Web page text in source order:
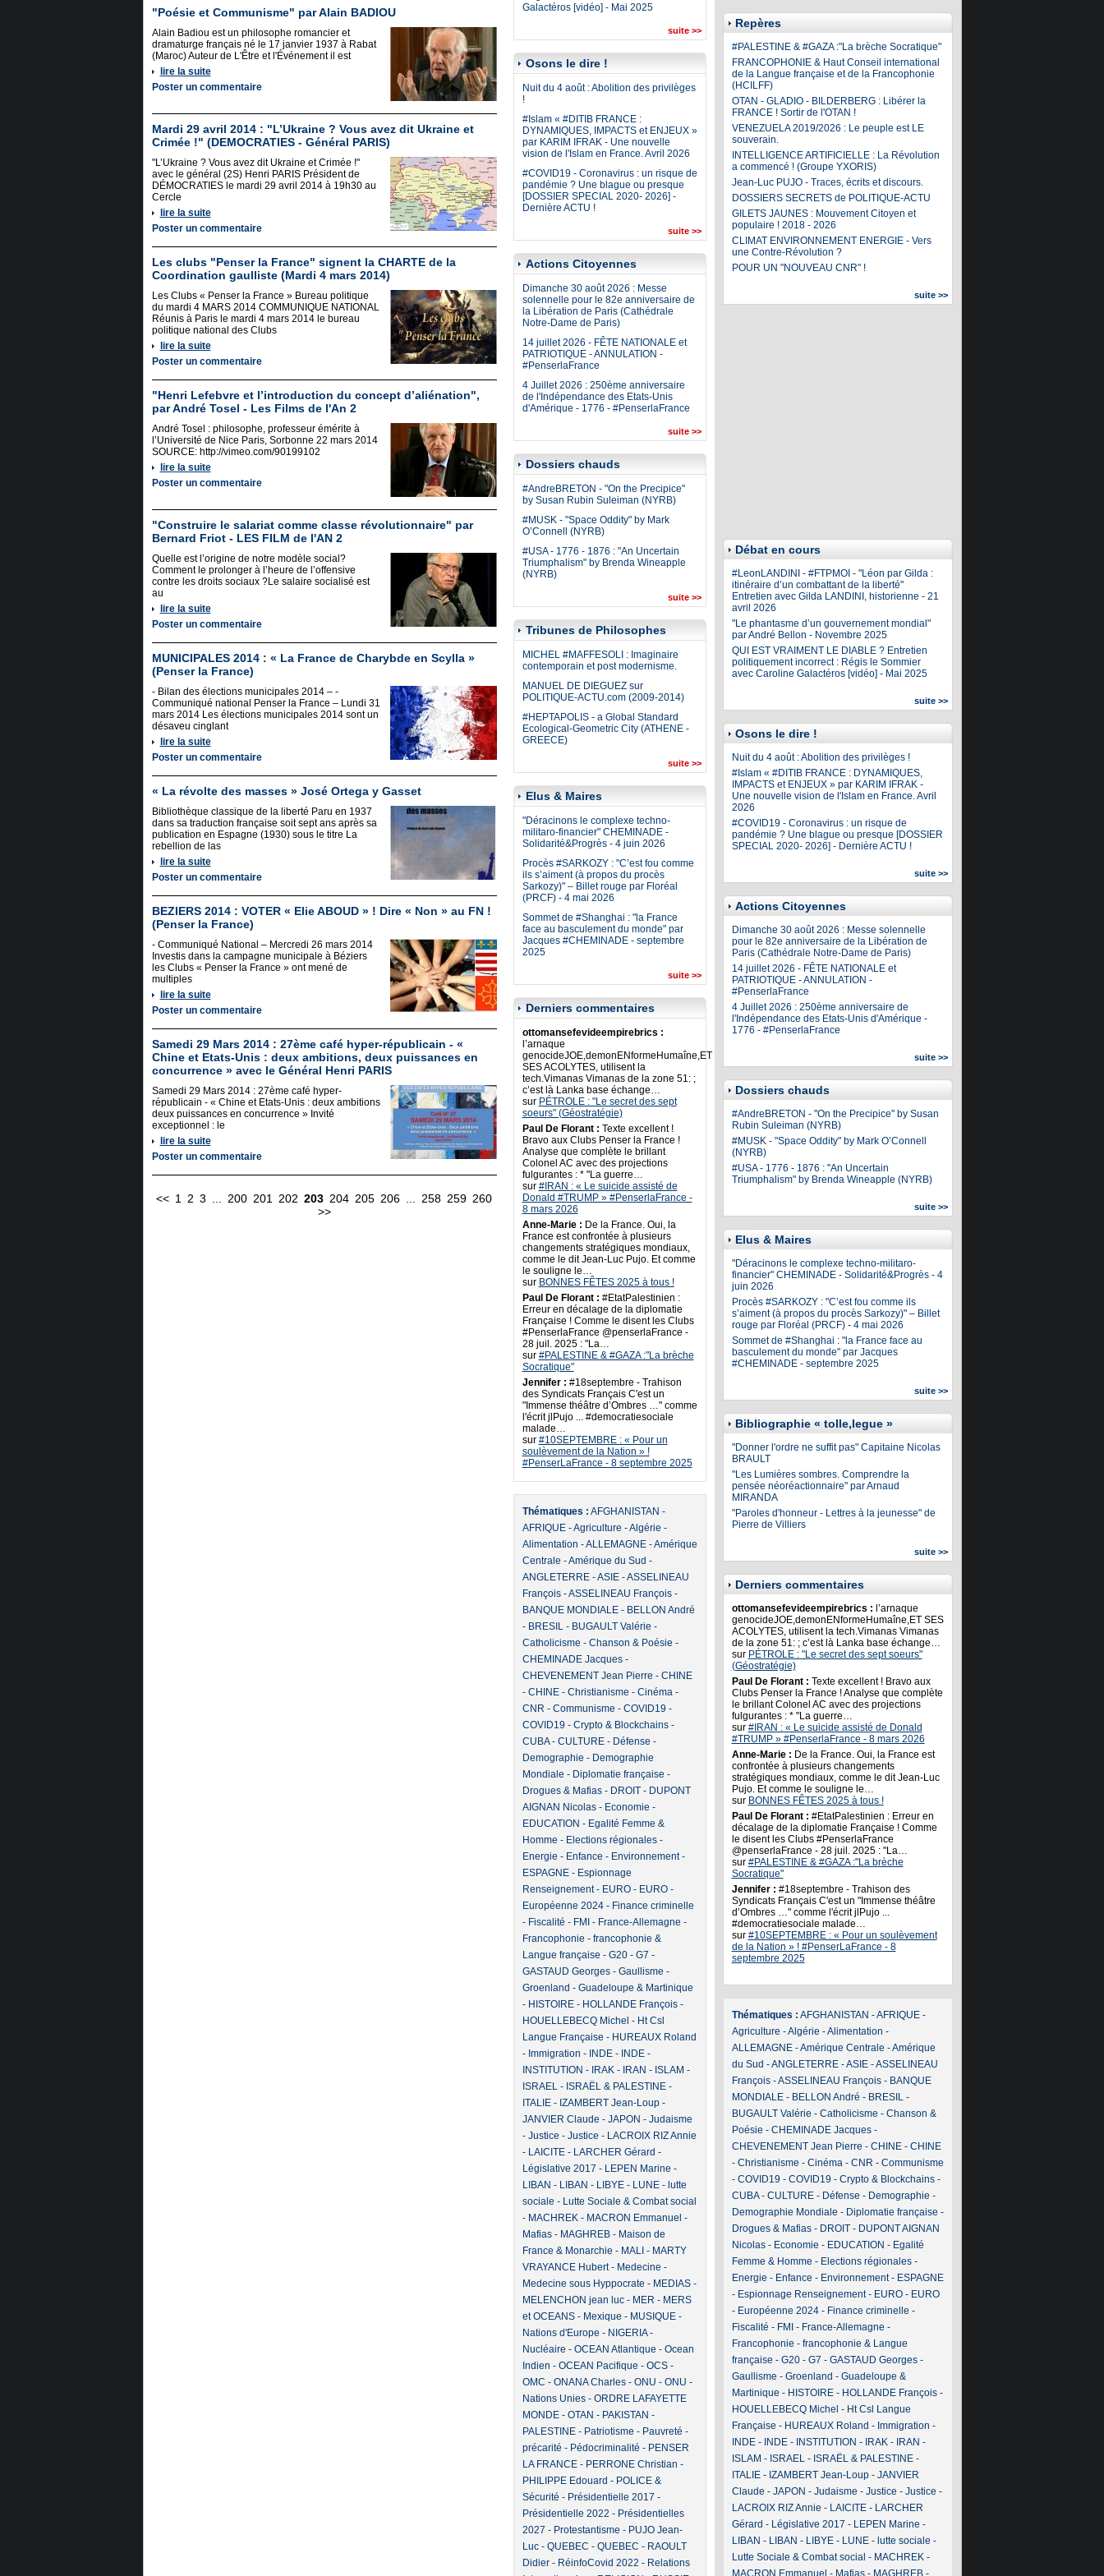
"Poésie et Communisme" par Alain BADIOU
Alain Badiou est un philosophe romancier et
dramaturge français né le 17 janvier 1937 à Rabat
(Maroc) Auteur de L'Être et l'Événement il est
lire la suite
Poster un commentaire
Mardi 29 avril 2014 : "L’Ukraine ? Vous avez dit Ukraine et
Crimée !" (DEMOCRATIES - Général PARIS)
"L’Ukraine ? Vous avez dit Ukraine et Crimée !"
avec le général (2S) Henri PARIS Président de
DÉMOCRATIES le mardi 29 avril 2014 à 19h30 au
Cercle
lire la suite
Poster un commentaire
Les clubs "Penser la France" signent la CHARTE de la
Coordination gaulliste (Mardi 4 mars 2014)
Les Clubs « Penser la France » Bureau politique
du mardi 4 MARS 2014 COMMUNIQUE NATIONAL
Réunis à Paris le mardi 4 mars 2014 le bureau
politique national des Clubs
lire la suite
Poster un commentaire
"Henri Lefebvre et l’introduction du concept d’aliénation",
par André Tosel - Les Films de l'An 2
André Tosel : philosophe, professeur émérite à
l’Université de Nice Paris, Sorbonne 22 mars 2014
SOURCE: http://vimeo.com/90199102
lire la suite
Poster un commentaire
"Construire le salariat comme classe révolutionnaire" par
Bernard Friot - LES FILM de l'AN 2
Quelle est l’origine de notre modèle social?
Comment le prolonger à l’heure de l’offensive
contre les droits sociaux ?Le salaire socialisé est
au
lire la suite
Poster un commentaire
MUNICIPALES 2014 : « La France de Charybde en Scylla »
(Penser la France)
- Bilan des élections municipales 2014 – -
Communiqué national Penser la France – Lundi 31
mars 2014 Les élections municipales 2014 sont un
désaveu cinglant
lire la suite
Poster un commentaire
« La révolte des masses » José Ortega y Gasset
Bibliothèque classique de la liberté Paru en 1937
dans sa traduction française soit sept ans après sa
publication en Espagne (1930) sous le titre La
rebellion de las
lire la suite
Poster un commentaire
BEZIERS 2014 : VOTER « Elie ABOUD » ! Dire « Non » au FN !
(Penser la France)
- Communiqué National – Mercredi 26 mars 2014
Investis dans la campagne municipale à Béziers
les Clubs « Penser la France » ont mené de
multiples
lire la suite
Poster un commentaire
Samedi 29 Mars 2014 : 27ème café hyper-républicain - «
Chine et Etats-Unis : deux ambitions, deux puissances en
concurrence » avec le Général Henri PARIS
Samedi 29 Mars 2014 : 27ème café hyper-
républicain - « Chine et Etats-Unis : deux ambitions
deux puissances en concurrence » Invité
exceptionnel : le
lire la suite
Poster un commentaire
<< 1 2 3 200 201 202 203 204 205 206 258 259 260
>>
Galactéros [vidéo] - Mai 2025
suite >>
Osons le dire !
Nuit du 4 août : Abolition des privilèges
!
#Islam « #DITIB FRANCE :
DYNAMIQUES, IMPACTS et ENJEUX »
par KARIM IFRAK - Une nouvelle
vision de l'Islam en France. Avril 2026
#COVID19 - Coronavirus : un risque de
pandémie ? Une blague ou presque
[DOSSIER SPECIAL 2020- 2026] -
Dernière ACTU !
suite >>
Actions Citoyennes
Dimanche 30 août 2026 : Messe
solennelle pour le 82e anniversaire de
la Libération de Paris (Cathédrale
Notre-Dame de Paris)
14 juillet 2026 - FÊTE NATIONALE et
PATRIOTIQUE - ANNULATION -
#PenserlaFrance
4 Juillet 2026 : 250ème anniversaire
de l'Indépendance des Etats-Unis
d'Amérique - 1776 - #PenserlaFrance
suite >>
Dossiers chauds
#AndreBRETON - "On the Precipice"
by Susan Rubin Suleiman (NYRB)
#MUSK - "Space Oddity" by Mark
O’Connell (NYRB)
#USA - 1776 - 1876 : "An Uncertain
Triumphalism" by Brenda Wineapple
(NYRB)
suite >>
Tribunes de Philosophes
MICHEL #MAFFESOLI : Imaginaire
contemporain et post modernisme.
MANUEL DE DIEGUEZ sur
POLITIQUE-ACTU.com (2009-2014)
#HEPTAPOLIS - a Global Standard
Ecological-Geometric City (ATHENE -
GREECE)
suite >>
Elus & Maires
"Déracinons le complexe techno-
militaro-financier" CHEMINADE -
Solidarité&Progrès - 4 juin 2026
Procès #SARKOZY : "C’est fou comme
ils s’aiment (à propos du procès
Sarkozy)" – Billet rouge par Floréal
(PRCF) - 4 mai 2026
Sommet de #Shanghai : "la France
face au basculement du monde" par
Jacques #CHEMINADE - septembre
2025
suite >>
Derniers commentaires
ottomansefevideempirebrics :
l’arnaque
genocideJOE,demonENformeHumaîne,ET
SES ACOLYTES, utilisent la
tech.Vimanas Vimanas de la zone 51: ;
c’est là Lanka base échange…
sur PÉTROLE : "Le secret des sept
soeurs" (Géostratégie)
Paul De Florant : Texte excellent !
Bravo aux Clubs Penser la France !
Analyse que complète le brillant
Colonel AC avec des projections
fulgurantes : * "La guerre…
sur #IRAN : « Le suicide assisté de
Donald #TRUMP » #PenserlaFrance -
8 mars 2026
Anne-Marie : De la France. Oui, la
France est confrontée à plusieurs
changements stratégiques mondiaux,
comme le dit Jean-Luc Pujo. Et comme
le souligne le…
sur BONNES FÊTES 2025 à tous !
Paul De Florant : #EtatPalestinien :
Erreur en décalage de la diplomatie
Française ! Comme le disent les Clubs
#PenserlaFrance @penserlaFrance -
28 juil. 2025 : "La…
sur #PALESTINE & #GAZA :"La brèche
Socratique"
Jennifer : #18septembre - Trahison
des Syndicats Français C'est un
"Immense théâtre d’Ombres …" comme
l'écrit jlPujo ... #democratiesociale
malade…
sur #10SEPTEMBRE : « Pour un
soulèvement de la Nation » !
#PenserLaFrance - 8 septembre 2025
Thématiques : AFGHANISTAN -
AFRIQUE-Agriculture -Algérie -
Alimentation -ALLEMAGNE-Amérique
Centrale -Amérique du Sud -
ANGLETERRE-ASIE-ASSELINEAU
François-ASSELINEAU François-
BANQUE MONDIALE- BELLON André
- BRESIL- BUGAULT Valérie -
Catholicisme - Chanson & Poésie -
CHEMINADE Jacques-
CHEVENEMENT Jean Pierre - CHINE
- CHINE- Christianisme - Cinéma-
CNR - Communisme - COVID19 -
COVID19 - Crypto & Blockchains-
CUBA- CULTURE- Défense -
Demographie - Demographie
Mondiale - Diplomatie française -
Drogues & Mafias- DROIT- DUPONT
AIGNAN Nicolas- Economie -
EDUCATION - Egalité Femme &
Homme - Elections régionales-
Energie - Enfance - Environnement-
ESPAGNE- Espionnage
Renseignement- EURO- EURO-
Européenne 2024- Finance criminelle
- Fiscalité - FMI - France-Allemagne -
Francophonie - francophonie &
Langue française - G20- G7 -
GASTAUD Georges- Gaullisme -
Groenland - Guadeloupe & Martinique
- HISTOIRE- HOLLANDE François-
HOUELLEBECQ Michel - Ht Csl
Langue Française - HUREAUX Roland
- Immigration - INDE- INDE-
INSTITUTION - IRAK- IRAN - ISLAM -
ISRAEL- ISRAËL & PALESTINE-
ITALIE- IZAMBERT Jean-Loup-
JANVIER Claude - JAPON - Judaisme
- Justice - Justice - LACROIX RIZ Annie
- LAICITE- LARCHER Gérard -
Législative 2017 - LEPEN Marine -
LIBAN - LIBAN - LIBYE- LUNE- lutte
sociale - Lutte Sociale & Combat social
- MACHREK- MACRON Emmanuel -
Mafias- MAGHREB- Maison de
France & Monarchie - MALI - MARTY
VRAYANCE Hubert- Medecine -
Medecine sous Hyppocrate - MEDIAS-
MELENCHON jean luc- MER - MERS
et OCEANS- Mexique - MUSIQUE-
Nations d'Europe - NIGERIA-
Nucléaire - OCEAN Atlantique - Ocean
Indien - OCEAN Pacifique - OCS-
OMC - ONANA Charles- ONU - ONU -
Nations Unies- ORDRE LAFAYETTE
MONDE- OTAN - PAKISTAN -
PALESTINE- Patriotisme - Pauvreté -
précarité - Pédocriminalité - PENSER
LA FRANCE- PERRONE Christian -
PHILIPPE Edouard - POLICE &
Sécurité - Présidentielle 2017 -
Présidentielle 2022 - Présidentielles
2027 - Protestantisme - PUJO Jean-
Luc- QUEBEC - QUEBEC - RAOULT
Didier- RéinfoCovid 2022 - Relations
Repères
#PALESTINE & #GAZA :"La brèche Socratique"
FRANCOPHONIE & Haut Conseil international
de la Langue française et de la Francophonie
(HCILFF)
OTAN - GLADIO - BILDERBERG : Libérer la
FRANCE ! Sortir de l'OTAN !
VENEZUELA 2019/2026 : Le peuple est LE
souverain.
INTELLIGENCE ARTIFICIELLE : La Révolution
a commencé ! (Groupe YXORIS)
Jean-Luc PUJO - Traces, écrits et discours.
DOSSIERS SECRETS de POLITIQUE-ACTU
GILETS JAUNES : Mouvement Citoyen et
populaire ! 2018 - 2026
CLIMAT ENVIRONNEMENT ENERGIE - Vers
une Contre-Révolution ?
POUR UN "NOUVEAU CNR" !
suite >>
Débat en cours
#LeonLANDINI - #FTPMOI - "Léon par Gilda :
itinéraire d’un combattant de la liberté"
Entretien avec Gilda LANDINI, historienne - 21
avril 2026
"Le phantasme d’un gouvernement mondial"
par André Bellon - Novembre 2025
QUI EST VRAIMENT LE DIABLE ? Entretien
politiquement incorrect : Régis le Sommier
avec Caroline Galactéros [vidéo] - Mai 2025
suite >>
Osons le dire !
Nuit du 4 août : Abolition des privilèges !
#Islam « #DITIB FRANCE : DYNAMIQUES,
IMPACTS et ENJEUX » par KARIM IFRAK -
Une nouvelle vision de l'Islam en France. Avril
2026
#COVID19 - Coronavirus : un risque de
pandémie ? Une blague ou presque [DOSSIER
SPECIAL 2020- 2026] - Dernière ACTU !
suite >>
Actions Citoyennes
Dimanche 30 août 2026 : Messe solennelle
pour le 82e anniversaire de la Libération de
Paris (Cathédrale Notre-Dame de Paris)
14 juillet 2026 - FÊTE NATIONALE et
PATRIOTIQUE - ANNULATION -
#PenserlaFrance
4 Juillet 2026 : 250ème anniversaire de
l'Indépendance des Etats-Unis d'Amérique -
1776 - #PenserlaFrance
suite >>
Dossiers chauds
#AndreBRETON - "On the Precipice" by Susan
Rubin Suleiman (NYRB)
#MUSK - "Space Oddity" by Mark O’Connell
(NYRB)
#USA - 1776 - 1876 : "An Uncertain
Triumphalism" by Brenda Wineapple (NYRB)
suite >>
Elus & Maires
"Déracinons le complexe techno-militaro-
financier" CHEMINADE - Solidarité&Progrès - 4
juin 2026
Procès #SARKOZY : "C’est fou comme ils
s’aiment (à propos du procès Sarkozy)" – Billet
rouge par Floréal (PRCF) - 4 mai 2026
Sommet de #Shanghai : "la France face au
basculement du monde" par Jacques
#CHEMINADE - septembre 2025
suite >>
Bibliographie « tolle,legue »
"Donner l'ordre ne suffit pas" Capitaine Nicolas
BRAULT
"Les Lumières sombres. Comprendre la
pensée néoréactionnaire" par Arnaud
MIRANDA
"Paroles d'honneur - Lettres à la jeunesse" de
Pierre de Villiers
suite >>
Derniers commentaires
ottomansefevideempirebrics : l’arnaque
genocideJOE,demonENformeHumaîne,ET SES
ACOLYTES, utilisent la tech.Vimanas Vimanas
de la zone 51: ; c’est là Lanka base échange…
sur PÉTROLE : "Le secret des sept soeurs"
(Géostratégie)
Paul De Florant : Texte excellent ! Bravo aux
Clubs Penser la France ! Analyse que complète
le brillant Colonel AC avec des projections
fulgurantes : * "La guerre…
sur #IRAN : « Le suicide assisté de Donald
#TRUMP » #PenserlaFrance - 8 mars 2026
Anne-Marie : De la France. Oui, la France est
confrontée à plusieurs changements
stratégiques mondiaux, comme le dit Jean-Luc
Pujo. Et comme le souligne le…
sur BONNES FÊTES 2025 à tous !
Paul De Florant : #EtatPalestinien : Erreur en
décalage de la diplomatie Française ! Comme
le disent les Clubs #PenserlaFrance
@penserlaFrance - 28 juil. 2025 : "La…
sur #PALESTINE & #GAZA :"La brèche
Socratique"
Jennifer : #18septembre - Trahison des
Syndicats Français C'est un "Immense théâtre
d’Ombres …" comme l'écrit jlPujo ...
#democratiesociale malade…
sur #10SEPTEMBRE : « Pour un soulèvement
de la Nation » ! #PenserLaFrance - 8
septembre 2025
Thématiques : AFGHANISTAN -AFRIQUE-
Agriculture -Algérie -Alimentation -
ALLEMAGNE-Amérique Centrale -Amérique
du Sud -ANGLETERRE-ASIE-ASSELINEAU
François-ASSELINEAU François- BANQUE
MONDIALE- BELLON André - BRESIL-
BUGAULT Valérie - Catholicisme - Chanson &
Poésie - CHEMINADE Jacques-
CHEVENEMENT Jean Pierre - CHINE- CHINE
- Christianisme - Cinéma- CNR - Communisme
- COVID19 - COVID19 - Crypto & Blockchains-
CUBA- CULTURE- Défense - Demographie -
Demographie Mondiale - Diplomatie française -
Drogues & Mafias- DROIT- DUPONT AIGNAN
Nicolas- Economie - EDUCATION - Egalité
Femme & Homme - Elections régionales-
Energie - Enfance - Environnement- ESPAGNE
- Espionnage Renseignement- EURO- EURO
- Européenne 2024- Finance criminelle -
Fiscalité - FMI - France-Allemagne -
Francophonie - francophonie & Langue
française - G20- G7 - GASTAUD Georges-
Gaullisme - Groenland - Guadeloupe &
Martinique - HISTOIRE- HOLLANDE François-
HOUELLEBECQ Michel - Ht Csl Langue
Française - HUREAUX Roland - Immigration -
INDE- INDE- INSTITUTION - IRAK- IRAN -
ISLAM - ISRAEL- ISRAËL & PALESTINE-
ITALIE- IZAMBERT Jean-Loup- JANVIER
Claude - JAPON - Judaisme - Justice - Justice -
LACROIX RIZ Annie - LAICITE- LARCHER
Gérard - Législative 2017 - LEPEN Marine -
LIBAN - LIBAN - LIBYE- LUNE- lutte sociale -
Lutte Sociale & Combat social - MACHREK-
MACRON Emmanuel - Mafias- MAGHREB-